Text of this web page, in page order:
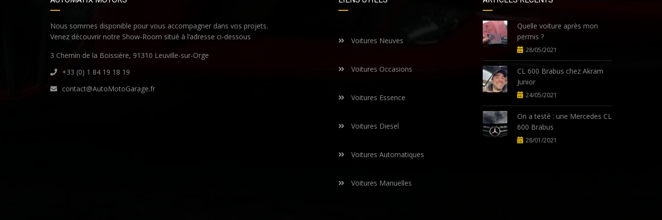
Nous sommes disponible pour vous accompagner dans vos projets.
Venez découvrir notre Show-Room situé à l’adresse ci-dessous
3 Chemin de la Boissière, 91310 Leuville-sur-Orge
+33 (0) 1 84 19 18 19
contact@AutoMotoGarage.fr
Voitures Neuves
Voitures Occasions
Voitures Essence
Voitures Diesel
Voitures Automatiques
Voitures Manuelles
Quelle voiture après mon
permis ?
28/05/2021
CL 600 Brabus chez Akram
Junior
24/05/2021
On a testé : une Mercedes CL
600 Brabus
28/01/2021